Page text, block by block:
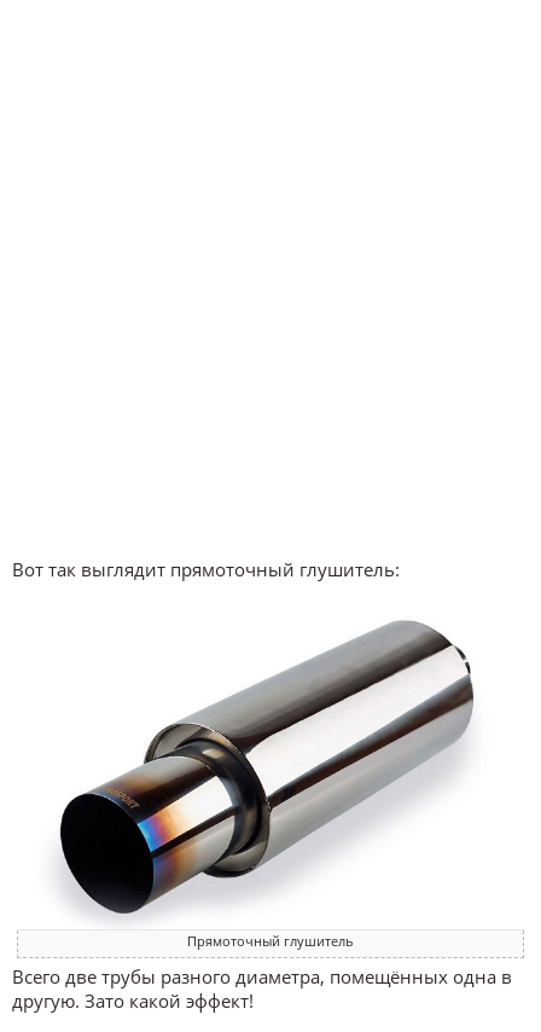
Вот так выглядит прямоточный глушитель:
Прямоточный глушитель
Всего две трубы разного диаметра, помещённых одна в
другую. Зато какой эффект!